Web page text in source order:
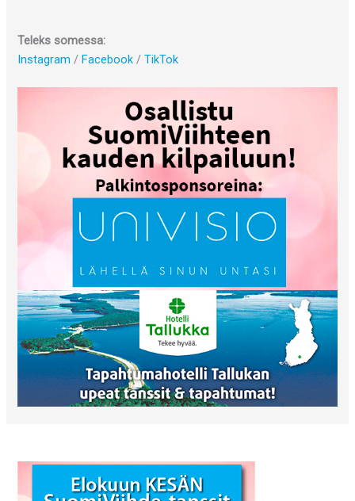
Teleks somessa:
Instagram/Facebook/TikTok